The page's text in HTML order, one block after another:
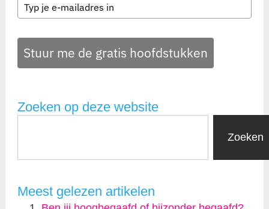
Stuur me de gratis hoofdstukken
Zoeken op deze website
Zoeken
Meest gelezen artikelen